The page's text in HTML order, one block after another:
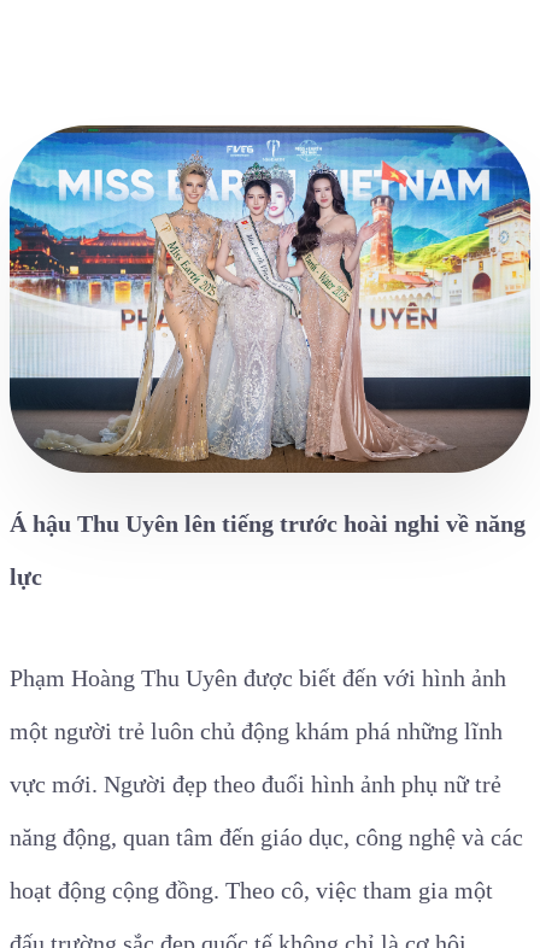
Á hậu Thu Uyên lên tiếng trước hoài nghi về năng
lực
Phạm Hoàng Thu Uyên được biết đến với hình ảnh
một người trẻ luôn chủ động khám phá những lĩnh
vực mới. Người đẹp theo đuổi hình ảnh phụ nữ trẻ
năng động, quan tâm đến giáo dục, công nghệ và các
hoạt động cộng đồng. Theo cô, việc tham gia một